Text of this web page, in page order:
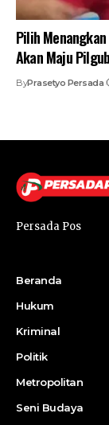
Pilih Menangkan
Akan Maju
ByPrasetyo Persada
Persada Pos
Beranda
Hukum
Kriminal
Politik
Metropolitan
Seni Budaya